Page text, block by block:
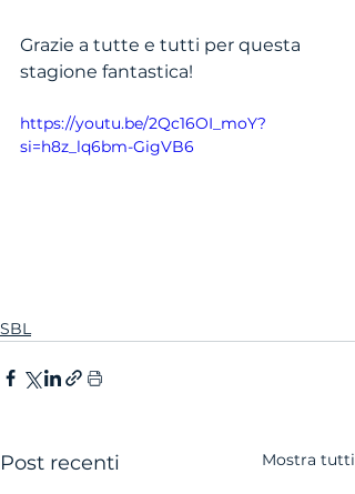
Grazie a tutte e tutti per questa
stagione fantastica!
https://youtu.be/2Qc16OI_moY?
si=h8z_lq6bm-GigVB6
SBL
Post recenti Mostra tutti